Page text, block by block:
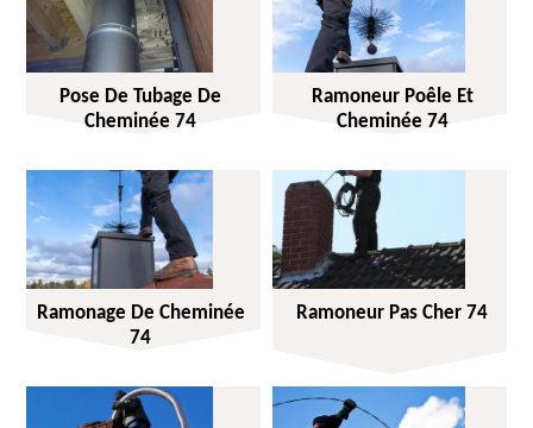
Pose De Tubage De
Cheminée 74
Ramoneur Poêle Et
Cheminée 74
Ramonage De Cheminée
74
Ramoneur Pas Cher 74